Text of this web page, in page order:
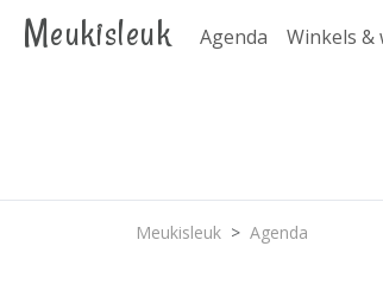
Meukisleuk Agenda Winkels &
Meukisleuk Agenda